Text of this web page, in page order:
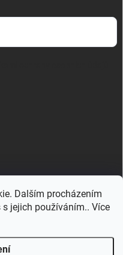
Dalším procházením
jejich používáním.. Více